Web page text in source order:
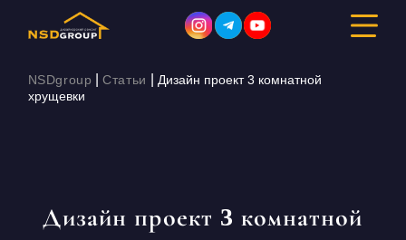
СТРОИТЕЛЬСТВО
NSDgroup |Статьи
Дизайн проект 3 комнатной
хрущевки
Дизайн проект 3 комнатной